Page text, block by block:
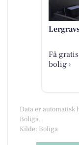
Få
bolig ›
Data er
Boliga.
Kilde: Boliga